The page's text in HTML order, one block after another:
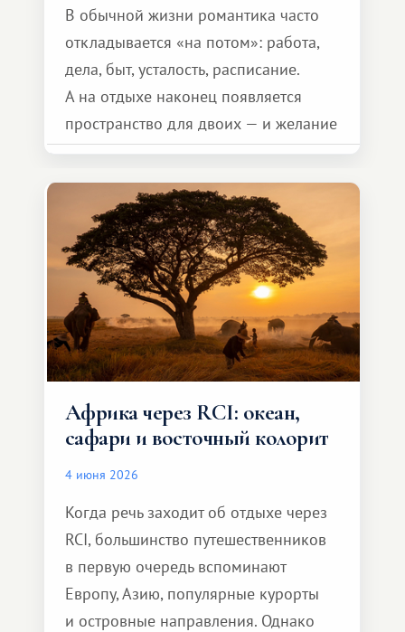
В обычной жизни романтика часто
откладывается «на потом»: работа,
дела, быт, усталость, расписание.
А на отдыхе наконец появляется
пространство для двоих — и желание
сделать для близкого человека что-то
особенное. Не обязательно
масштабное, но тёплое
и запоминающееся :)
Африка через RCI: океан,
сафари и восточный колорит
4 июня 2026
Когда речь заходит об отдыхе через
RCI, большинство путешественников
в первую очередь вспоминают
Европу, Азию, популярные курорты
и островные направления. Однако